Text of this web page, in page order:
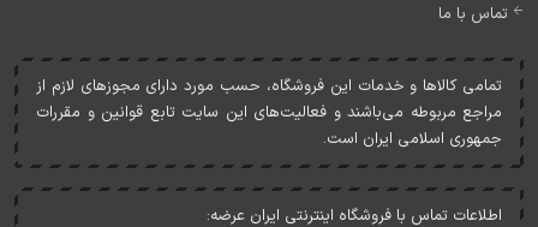
تماس با ما
تمامی کالاها و خدمات اين فروشگاه، حسب مورد دارای مجوزهای لازم از
مراجع مربوطه می‌باشند و فعاليت‌های اين سايت تابع قوانين و مقررات
جمهوری اسلامی ايران است.
اطلاعات تماس با فروشگاه اینترنتی ایران عرضه: